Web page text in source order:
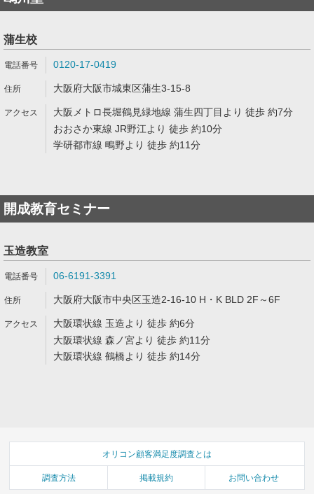
蒲生校
0120-17-0419
大阪府大阪市城東区蒲生3-15-8
大阪メトロ長堀鶴見緑地線 蒲生四丁目より 徒歩 約7分
おおさか東線 JR野江より 徒歩 約10分
学研都市線 鴫野より 徒歩 約11分
開成教育セミナー
玉造教室
06-6191-3391
大阪府大阪市中央区玉造2-16-10 H・K BLD 2F～6F
大阪環状線 玉造より 徒歩 約6分
大阪環状線 森ノ宮より 徒歩 約11分
大阪環状線 鶴橋より 徒歩 約14分
オリコン顧客満足度調査とは
調査方法 掲載規約 お問い合わせ